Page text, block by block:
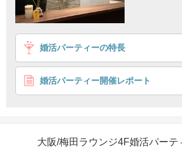
JR大阪駅からのアクセス
婚活パーティーの特長
婚活パーティー開催レポート
大阪/梅田ラウンジ4F婚活パーテ